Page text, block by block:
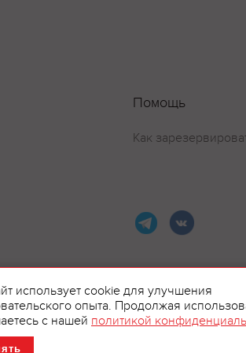
Помощь
Как
использует cookie для улучшения
опыта. Продолжая
с нашей политикой